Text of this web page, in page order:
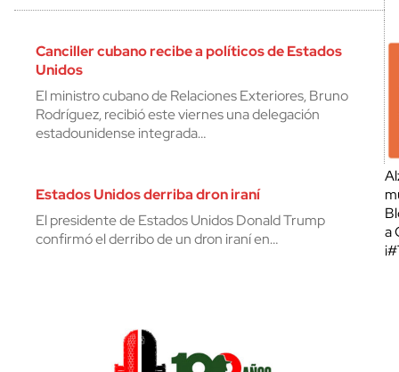
Canciller cubano recibe a políticos de Estados
Unidos
El ministro cubano de Relaciones Exteriores, Bruno
Rodríguez, recibió este viernes una delegación
estadounidense integrada…
Estados Unidos derriba dron iraní
El presidente de Estados Unidos Donald Trump
confirmó el derribo de un dron iraní en…
a